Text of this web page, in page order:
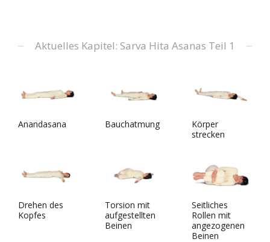
Aktuelles Kapitel: Sarva Hita Asanas Teil 1
Anandasana Bauchatmung
Körper
strecken
Drehen des
Kopfes
Torsion mit
aufgestellten
Beinen
Seitliches
Rollen mit
angezogenen
Beinen